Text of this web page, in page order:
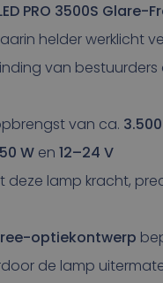
PRO 3500S Glare-
helder werklicht
van bestuurders
van ca. 3.500
W en12–24 V
deze lamp kracht,
optiekontwerp
de lamp